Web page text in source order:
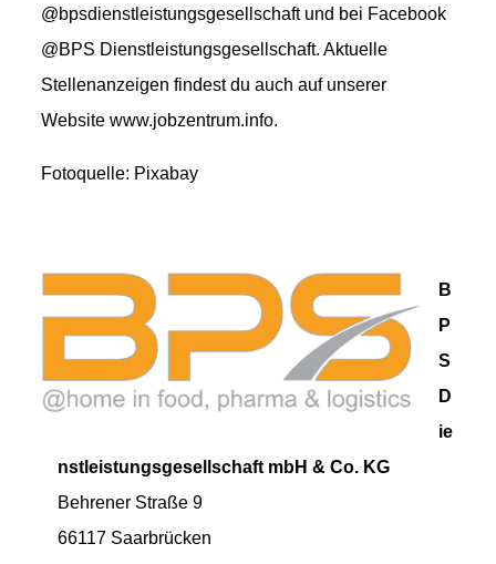
@bpsdienstleistungsgesellschaft und bei Facebook
@BPS Dienstleistungsgesellschaft. Aktuelle
Stellenanzeigen findest du auch auf unserer
Website www.jobzentrum.info.
Fotoquelle: Pixabay
B
P
S
D
ie
nstleistungsgesellschaft mbH & Co. KG
Behrener Straße 9
66117 Saarbrücken